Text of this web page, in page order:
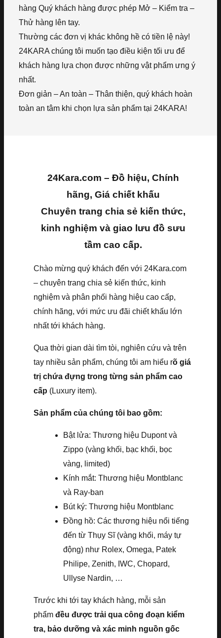
hàng Quý khách hàng được phép Mở – Kiểm tra –
Thử hàng lên tay.
Thường các đơn vị khác không hề có tiền lệ này!
24KARA chúng tôi muốn tạo điều kiện tối ưu để
khách hàng lựa chọn được những vật phẩm ưng ý
nhất.
Đơn giản – An toàn – Thân thiện, quý khách hoàn
toàn an tâm khi chọn lựa sản phẩm tại 24KARA!
24Kara.com – Đồ hiệu, Chính
hãng, Giá chiết khấu
Chuyên trang chia sẻ kiến thức,
kinh nghiệm và giao lưu đồ sưu
tầm cao cấp.
Chào mừng quý khách đến với 24Kara.com
– chuyên trang chia sẻ kiến thức, kinh
nghiệm và phân phối hàng hiệu cao cấp,
chính hãng, với mức ưu đãi chiết khấu lớn
nhất tới khách hàng.
Qua thời gian dài tìm tòi, nghiên cứu và trên
tay nhiều sản phẩm, chúng tôi am hiểu rõ giá
trị chứa đựng trong từng sản phẩm cao
cấp (Luxury item).
Sản phẩm của chúng tôi bao gồm:
Bật lửa: Thương hiệu Dupont và
Zippo (vàng khối, bạc khối, bọc
vàng, limited)
Kính mắt: Thương hiệu Montblanc
và Ray-ban
Bút ký: Thương hiệu Montblanc
Đồng hồ: Các thương hiệu nổi tiếng
đến từ Thụy Sĩ (vàng khối, máy tự
động) như Rolex, Omega, Patek
Philipe, Zenith, IWC, Chopard,
Ullyse Nardin, …
Trước khi tới tay khách hàng, mỗi sản
phẩm đều được trải qua công đoạn kiểm
tra, bảo dưỡng và xác minh nguồn gốc